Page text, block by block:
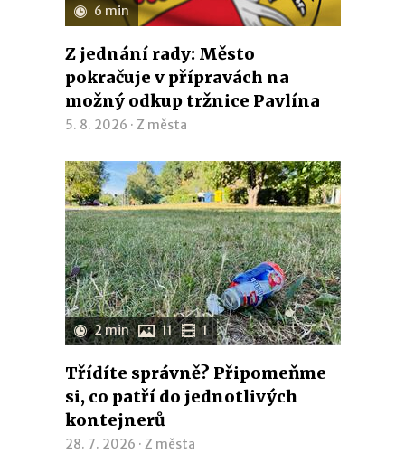
6 min
Z jednání rady: Město
pokračuje v přípravách na
možný odkup tržnice Pavlína
5. 8. 2026 · Z města
2 min 11 1
Třídíte správně? Připomeňme
si, co patří do jednotlivých
kontejnerů
28. 7. 2026 · Z města